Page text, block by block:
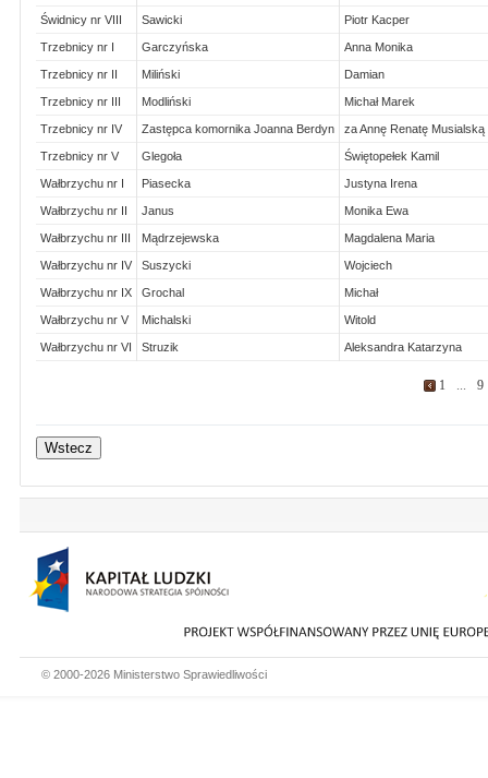
Świdnicy nr VIII Sawicki Piotr Kacper
Trzebnicy nr I Garczyńska Anna Monika
Trzebnicy nr II Miliński Damian
Trzebnicy nr III Modliński Michał Marek
Trzebnicy nr IV Zastępca komornika Joanna Berdyn za Annę Renatę Musialską
Trzebnicy nr V Glegoła Świętopełek Kamil
Wałbrzychu nr I Piasecka Justyna Irena
Wałbrzychu nr II Janus Monika Ewa
Wałbrzychu nr III Mądrzejewska Magdalena Maria
Wałbrzychu nr IV Suszycki Wojciech
Wałbrzychu nr IX Grochal Michał
Wałbrzychu nr V Michalski Witold
Wałbrzychu nr VI Struzik Aleksandra Katarzyna
1 ... 9
© 2000-2026 Ministerstwo Sprawiedliwości